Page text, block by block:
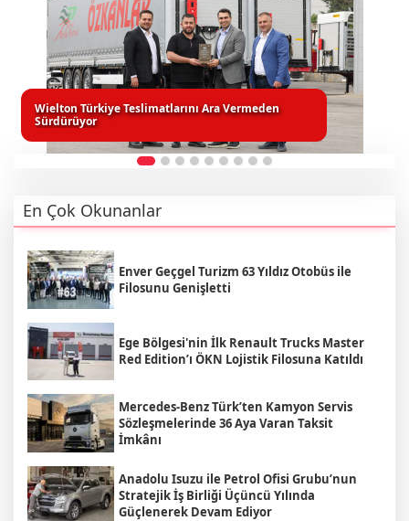
Wielton Türkiye Teslimatlarını Ara Vermeden
Sürdürüyor
En Çok Okunanlar
Enver Geçgel Turizm 63 Yıldız Otobüs ile
Filosunu Genişletti
Ege Bölgesi'nin İlk Renault Trucks Master
Red Edition’ı ÖKN Lojistik Filosuna Katıldı
Mercedes-Benz Türk’ten Kamyon Servis
Sözleşmelerinde 36 Aya Varan Taksit
İmkânı
Anadolu Isuzu ile Petrol Ofisi Grubu’nun
Stratejik İş Birliği Üçüncü Yılında
Güçlenerek Devam Ediyor